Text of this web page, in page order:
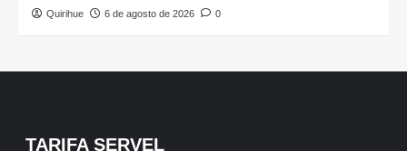
Quirihue 6 de agosto de 2026 0
TARIFA SERVEL